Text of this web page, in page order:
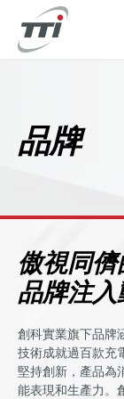
品牌
傲視同
品牌注入
創科實業旗下品牌
技術成就過百款充
堅持創新，產品為
能表現和生產力。